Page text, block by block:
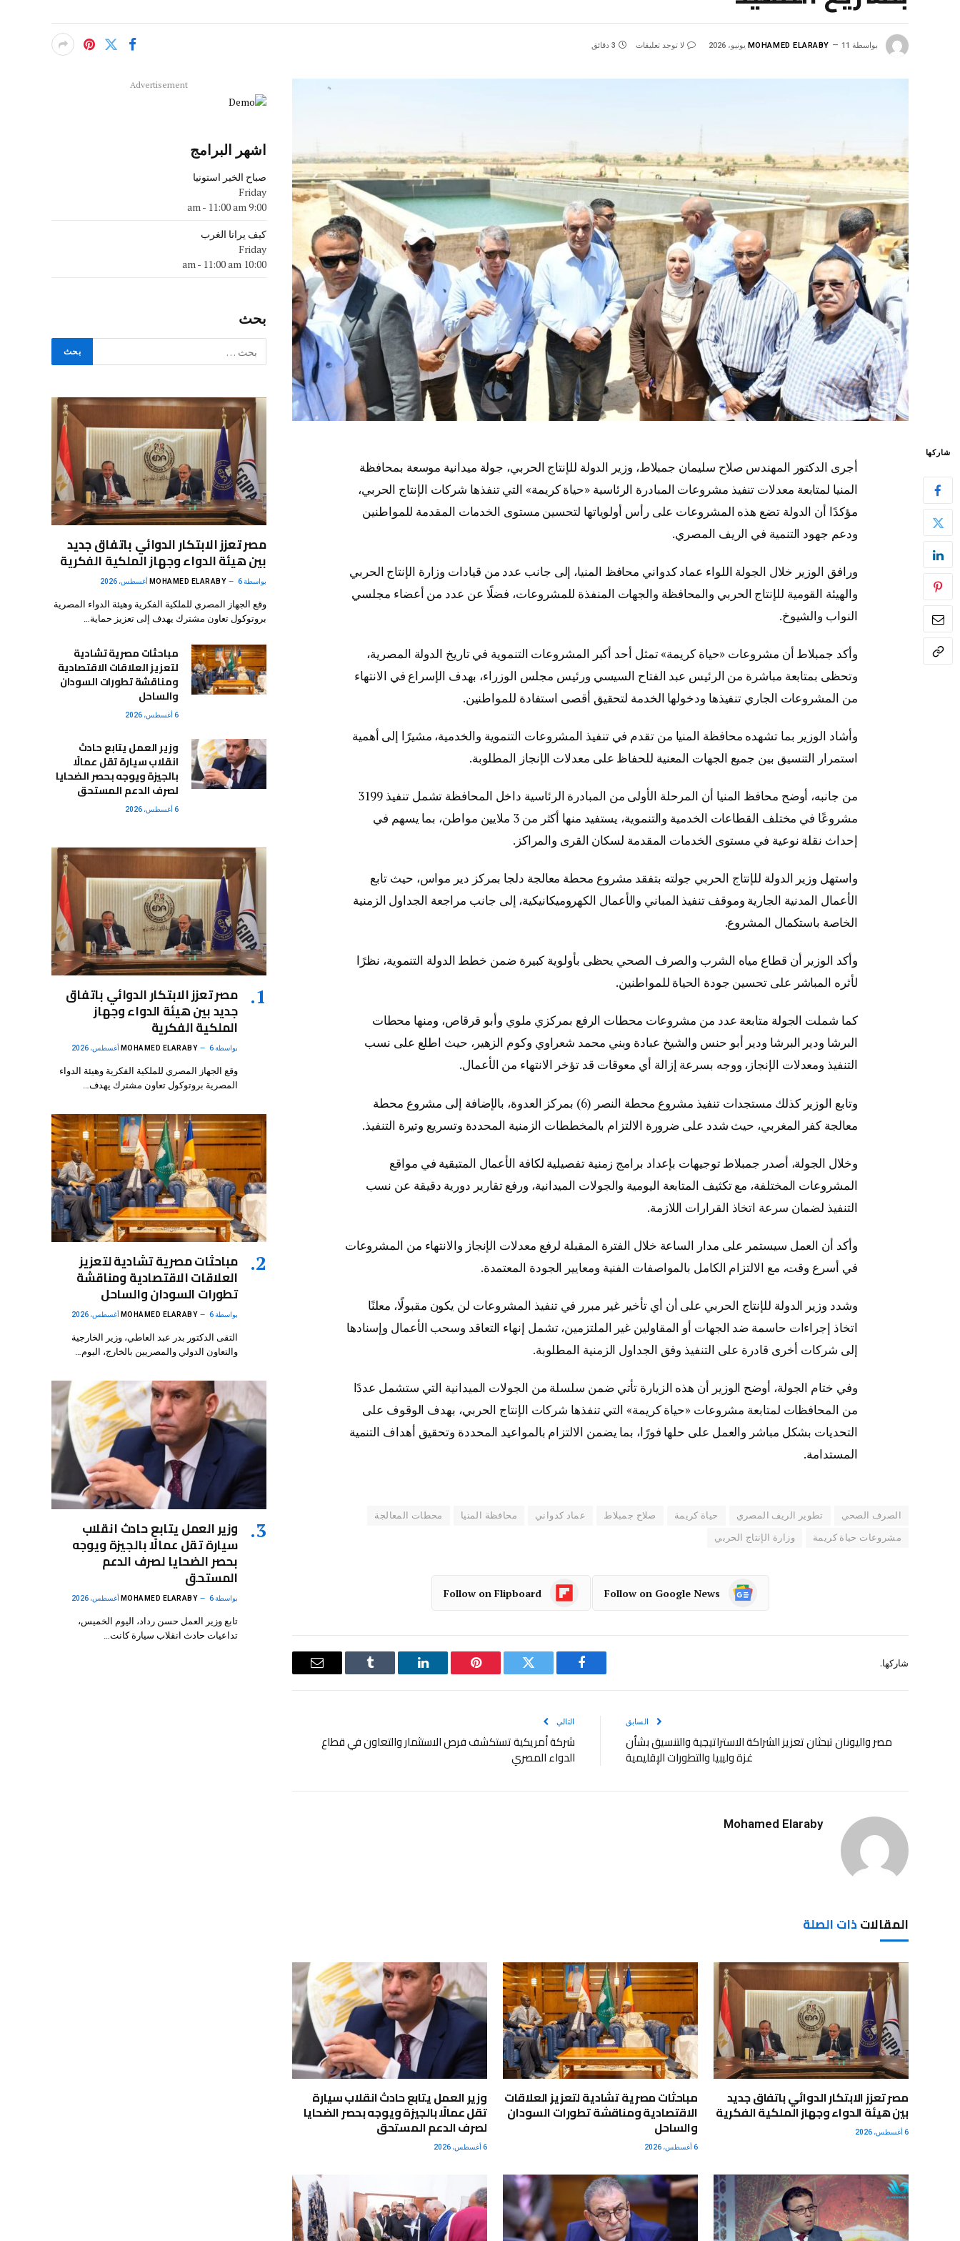
بواسطة MOHAMED ELARABY 11 يونيو، 2026 لا توجد تعليقات 3 دقائق
شاركها
أجرى الدكتور المهندس صلاح سليمان جمبلاط، وزير الدولة للإنتاج الحربي، جولة ميدانية موسعة بمحافظة
المنيا لمتابعة معدلات تنفيذ مشروعات المبادرة الرئاسية «حياة كريمة» التي تنفذها شركات الإنتاج الحربي،
مؤكدًا أن الدولة تضع هذه المشروعات على رأس أولوياتها لتحسين مستوى الخدمات المقدمة للمواطنين
ودعم جهود التنمية في الريف المصري.
ورافق الوزير خلال الجولة اللواء عماد كدواني محافظ المنيا، إلى جانب عدد من قيادات وزارة الإنتاج الحربي
والهيئة القومية للإنتاج الحربي والمحافظة والجهات المنفذة للمشروعات، فضلًا عن عدد من أعضاء مجلسي
النواب والشيوخ.
وأكد جمبلاط أن مشروعات «حياة كريمة» تمثل أحد أكبر المشروعات التنموية في تاريخ الدولة المصرية،
وتحظى بمتابعة مباشرة من الرئيس عبد الفتاح السيسي ورئيس مجلس الوزراء، بهدف الإسراع في الانتهاء
من المشروعات الجاري تنفيذها ودخولها الخدمة لتحقيق أقصى استفادة للمواطنين.
وأشاد الوزير بما تشهده محافظة المنيا من تقدم في تنفيذ المشروعات التنموية والخدمية، مشيرًا إلى أهمية
استمرار التنسيق بين جميع الجهات المعنية للحفاظ على معدلات الإنجاز المطلوبة.
من جانبه، أوضح محافظ المنيا أن المرحلة الأولى من المبادرة الرئاسية داخل المحافظة تشمل تنفيذ 3199
مشروعًا في مختلف القطاعات الخدمية والتنموية، يستفيد منها أكثر من 3 ملايين مواطن، بما يسهم في
إحداث نقلة نوعية في مستوى الخدمات المقدمة لسكان القرى والمراكز.
واستهل وزير الدولة للإنتاج الحربي جولته بتفقد مشروع محطة معالجة دلجا بمركز دير مواس، حيث تابع
الأعمال المدنية الجارية وموقف تنفيذ المباني والأعمال الكهروميكانيكية، إلى جانب مراجعة الجداول الزمنية
الخاصة باستكمال المشروع.
وأكد الوزير أن قطاع مياه الشرب والصرف الصحي يحظى بأولوية كبيرة ضمن خطط الدولة التنموية، نظرًا
لأثره المباشر على تحسين جودة الحياة للمواطنين.
كما شملت الجولة متابعة عدد من مشروعات محطات الرفع بمركزي ملوي وأبو قرقاص، ومنها محطات
البرشا ودير البرشا ودير أبو حنس والشيخ عبادة وبني محمد شعراوي وكوم الزهير، حيث اطلع على نسب
التنفيذ ومعدلات الإنجاز، ووجه بسرعة إزالة أي معوقات قد تؤخر الانتهاء من الأعمال.
وتابع الوزير كذلك مستجدات تنفيذ مشروع محطة النصر (6) بمركز العدوة، بالإضافة إلى مشروع محطة
معالجة كفر المغربي، حيث شدد على ضرورة الالتزام بالمخططات الزمنية المحددة وتسريع وتيرة التنفيذ.
وخلال الجولة، أصدر جمبلاط توجيهات بإعداد برامج زمنية تفصيلية لكافة الأعمال المتبقية في مواقع
المشروعات المختلفة، مع تكثيف المتابعة اليومية والجولات الميدانية، ورفع تقارير دورية دقيقة عن نسب
التنفيذ لضمان سرعة اتخاذ القرارات اللازمة.
وأكد أن العمل سيستمر على مدار الساعة خلال الفترة المقبلة لرفع معدلات الإنجاز والانتهاء من المشروعات
في أسرع وقت، مع الالتزام الكامل بالمواصفات الفنية ومعايير الجودة المعتمدة.
وشدد وزير الدولة للإنتاج الحربي على أن أي تأخير غير مبرر في تنفيذ المشروعات لن يكون مقبولًا، معلنًا
اتخاذ إجراءات حاسمة ضد الجهات أو المقاولين غير الملتزمين، تشمل إنهاء التعاقد وسحب الأعمال وإسنادها
إلى شركات أخرى قادرة على التنفيذ وفق الجداول الزمنية المطلوبة.
وفي ختام الجولة، أوضح الوزير أن هذه الزيارة تأتي ضمن سلسلة من الجولات الميدانية التي ستشمل عددًا
من المحافظات لمتابعة مشروعات «حياة كريمة» التي تنفذها شركات الإنتاج الحربي، بهدف الوقوف على
التحديات بشكل مباشر والعمل على حلها فورًا، بما يضمن الالتزام بالمواعيد المحددة وتحقيق أهداف التنمية
المستدامة.
الصرف الصحي تطوير الريف المصري حياة كريمة صلاح جمبلاط عماد كدواني محافظة المنيا محطات المعالجة
مشروعات حياة كريمة وزارة الإنتاج الحربي
Follow on Google News
Follow on Flipboard
شاركها.
فيسبوك
تويتر بينتيريستلينكدإن Tumblr
البريد
السابق
مصر واليونان تبحثان تعزيز الشراكة الاستراتيجية والتنسيق بشأن
غزة وليبيا والتطورات الإقليمية
التالي
شركة أمريكية تستكشف فرص الاستثمار والتعاون في قطاع
الدواء المصري
Mohamed Elaraby
المقالاتذات الصلة
مصر تعزز الابتكار الدوائي باتفاق جديد
بين هيئة الدواء وجهاز الملكية الفكرية
6 أغسطس، 2026
مباحثات مصرية تشادية لتعزيز العلاقات
الاقتصادية ومناقشة تطورات السودان
والساحل
6 أغسطس، 2026
وزير العمل يتابع حادث انقلاب سيارة
تقل عمالًا بالجيزة ويوجه بحصر الضحايا
لصرف الدعم المستحق
6 أغسطس، 2026
Advertisement
اشهر البرامج
صباح الخير استونيا
Friday
9:00 am
- 11:00 am
كيف يرانا الغرب
Friday
10:00 am
- 11:00 am
بحث
مصر تعزز الابتكار الدوائي باتفاق جديد
بين هيئة الدواء وجهاز الملكية الفكرية
بواسطة MOHAMED ELARABY 6 أغسطس، 2026
وقع الجهاز المصري للملكية الفكرية وهيئة الدواء المصرية
بروتوكول تعاون مشترك يهدف إلى تعزيز حماية…
مباحثات مصرية تشادية
لتعزيز العلاقات الاقتصادية
ومناقشة تطورات السودان
والساحل
6 أغسطس، 2026
وزير العمل يتابع حادث
انقلاب سيارة تقل عمالًا
بالجيزة ويوجه بحصر الضحايا
لصرف الدعم المستحق
6 أغسطس، 2026
مصر تعزز الابتكار الدوائي باتفاق
جديد بين هيئة الدواء وجهاز
الملكية الفكرية
بواسطة MOHAMED ELARABY 6 أغسطس، 2026
وقع الجهاز المصري للملكية الفكرية وهيئة الدواء
المصرية بروتوكول تعاون مشترك يهدف…
مباحثات مصرية تشادية لتعزيز
العلاقات الاقتصادية ومناقشة
تطورات السودان والساحل
بواسطة MOHAMED ELARABY 6 أغسطس، 2026
التقى الدكتور بدر عبد العاطي، وزير الخارجية
والتعاون الدولي والمصريين بالخارج، اليوم…
وزير العمل يتابع حادث انقلاب
سيارة تقل عمالًا بالجيزة ويوجه
بحصر الضحايا لصرف الدعم
المستحق
بواسطة MOHAMED ELARABY 6 أغسطس، 2026
تابع وزير العمل حسن رداد، اليوم الخميس،
تداعيات حادث انقلاب سيارة كانت…